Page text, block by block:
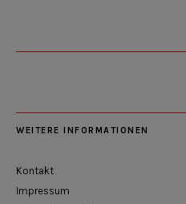
WEITERE INFORMATIONEN
Kontakt
Impressum